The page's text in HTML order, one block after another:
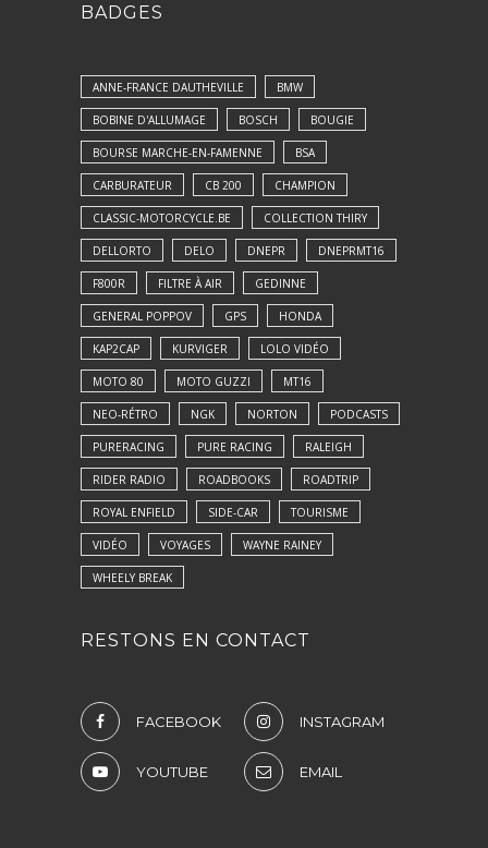
BADGES
ANNE-FRANCE DAUTHEVILLE BMW
BOBINE D'ALLUMAGE BOSCH BOUGIE
BOURSE MARCHE-EN-FAMENNE BSA
CARBURATEUR CB 200 CHAMPION
CLASSIC-MOTORCYCLE.BE COLLECTION THIRY
DELLORTO DELO DNEPR DNEPRMT16
F800R FILTRE À AIR GEDINNE
GENERAL POPPOV GPS HONDA
KAP2CAP KURVIGER LOLO VIDÉO
MOTO 80 MOTO GUZZI MT16
NEO-RÉTRO NGK NORTON PODCASTS
PURERACING PURE RACING RALEIGH
RIDER RADIO ROADBOOKS ROADTRIP
ROYAL ENFIELD SIDE-CAR TOURISME
VIDÉO VOYAGES WAYNE RAINEY
WHEELY BREAK
RESTONS EN CONTACT
FACEBOOK INSTAGRAM
YOUTUBE EMAIL